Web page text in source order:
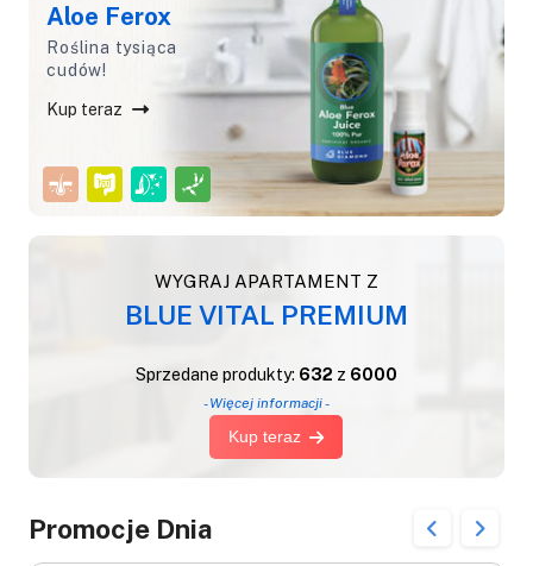
Aloe Ferox
Roślina tysiąca
cudów!
Kup teraz
WYGRAJ APARTAMENT Z
BLUE VITAL PREMIUM
Sprzedane produkty: 632 z 6000
- Więcej informacji -
Kup teraz
Promocje Dnia